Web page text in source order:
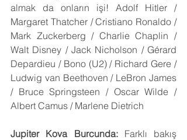
almak da onların işi! Adolf Hitler /
Margaret Thatcher / Cristiano Ronaldo /
Mark Zuckerberg / Charlie Chaplin /
Walt Disney / Jack Nicholson / Gérard
Depardieu / Bono (U2) / Richard Gere /
Ludwig van Beethoven / LeBron James
/ Bruce Springsteen / Oscar Wilde /
Albert Camus / Marlene Dietrich
Jupiter Kova Burcunda: Farklı bakış